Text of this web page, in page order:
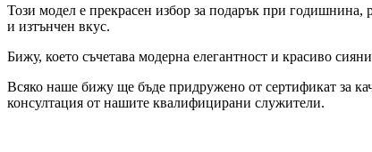
Този модел е прекрасен избор за подарък при годишнина,
и изтънчен вкус.
Бижу, което съчетава модерна елегантност и красиво
Всяко наше бижу ще бъде придружено от сертификат за
консултация от нашите квалифицирани служители.